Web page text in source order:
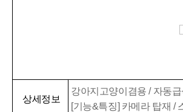
상세정보
강아지고양이겸용 / 자동
[기능&특징] 카메라 탑재 /